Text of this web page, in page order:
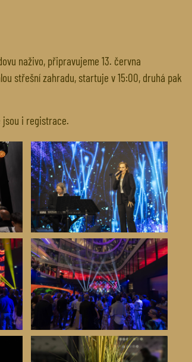
naživo, připravujeme 13. června
střešní zahradu, startuje v 15:00, druhá pak
jsou i registrace.